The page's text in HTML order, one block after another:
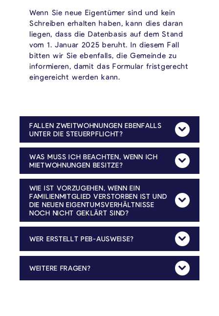
Wenn Sie neue Eigentümer sind und kein
Schreiben erhalten haben, kann dies daran
liegen, dass die Datenbasis auf dem Stand
vom 1. Januar 2025 beruht. In diesem Fall
bitten wir Sie ebenfalls, die Gemeinde zu
informieren, damit das Formular fristgerecht
eingereicht werden kann.
FALLEN ZWEITWOHNUNGEN EBENFALLS
UNTER DIE STEUERPFLICHT?
Mehr
WAS MUSS ICH BEACHTEN, WENN ICH
MIETWOHNUNGEN BESITZE?
Mehr
WIE IST VORZUGEHEN, WENN EIN
FAMILIENMITGLIED VERSTORBEN IST UND
DIE NEUEN EIGENTUMSVERHÄLTNISSE
NOCH NICHT GEKLÄRT SIND?
Mehr
WER ERSTELLT PEB-AUSWEISE? Mehr
WEITERE FRAGEN? Mehr